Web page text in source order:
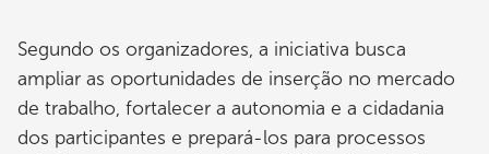
Segundo os organizadores, a iniciativa busca
ampliar as oportunidades de inserção no mercado
de trabalho, fortalecer a autonomia e a cidadania
dos participantes e prepará-los para processos